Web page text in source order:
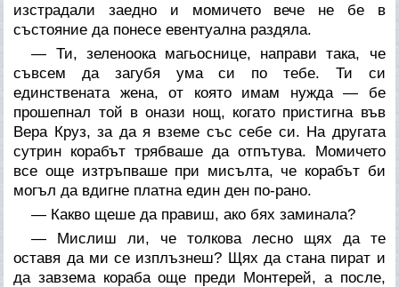
изстрадали заедно и момичето вече не бе в
състояние да понесе евентуална раздяла.
— Ти, зеленоока магьоснице, направи така, че
съвсем да загубя ума си по тебе. Ти си
единствената жена, от която имам нужда — бе
прошепнал той в онази нощ, когато пристигна във
Вера Круз, за да я вземе със себе си. На другата
сутрин корабът трябваше да отпътува. Момичето
все още изтръпваше при мисълта, че корабът би
могъл да вдигне платна един ден по-рано.
— Какво щеше да правиш, ако бях заминала?
— Мислиш ли, че толкова лесно щях да те
оставя да ми се изплъзнеш? Щях да стана пират и
да завзема кораба още преди Монтерей, а после,